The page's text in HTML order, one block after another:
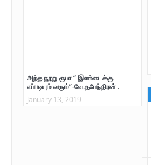
அந்த நூறு ரூபா “ இண்டைக்கு
எப்படியும் வரும்”-வே.தபேந்திரன் .
January 13, 2019